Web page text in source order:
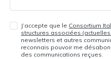
J’accepte que le Consortium
structures associées
newsletters et autres
reconnais pouvoir me
des communications reçues.